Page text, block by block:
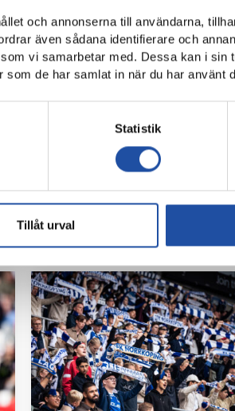
och annonserna till användarna,
även sådana identifierare och
vi samarbetar med. Dessa kan i sin
de har samlat in när du har använt
Statistik
Tillåt urval